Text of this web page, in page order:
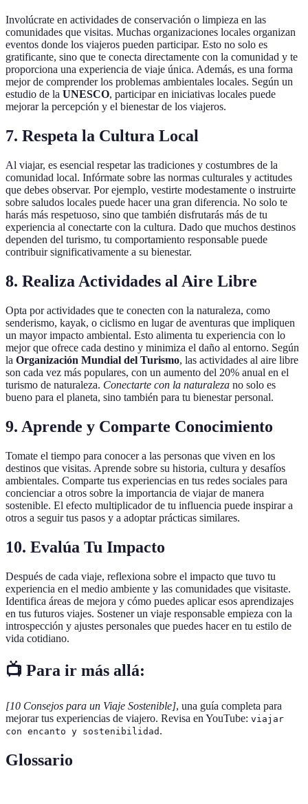
Involúcrate en actividades de conservación o limpieza en las
comunidades que visitas. Muchas organizaciones locales organizan
eventos donde los viajeros pueden participar. Esto no solo es
gratificante, sino que te conecta directamente con la comunidad y te
proporciona una experiencia de viaje única. Además, es una forma
mejor de comprender los problemas ambientales locales. Según un
estudio de la UNESCO, participar en iniciativas locales puede
mejorar la percepción y el bienestar de los viajeros.
7. Respeta la Cultura Local
Al viajar, es esencial respetar las tradiciones y costumbres de la
comunidad local. Infórmate sobre las normas culturales y actitudes
que debes observar. Por ejemplo, vestirte modestamente o instruirte
sobre saludos locales puede hacer una gran diferencia. No solo te
harás más respetuoso, sino que también disfrutarás más de tu
experiencia al conectarte con la cultura. Dado que muchos destinos
dependen del turismo, tu comportamiento responsable puede
contribuir significativamente a su bienestar.
8. Realiza Actividades al Aire Libre
Opta por actividades que te conecten con la naturaleza, como
senderismo, kayak, o ciclismo en lugar de aventuras que impliquen
un mayor impacto ambiental. Esto alimenta tu experiencia con lo
mejor que ofrece cada destino y minimiza el daño al entorno. Según
la Organización Mundial del Turismo, las actividades al aire libre
son cada vez más populares, con un aumento del 20% anual en el
turismo de naturaleza. Conectarte con la naturaleza no solo es
bueno para el planeta, sino también para tu bienestar personal.
9. Aprende y Comparte Conocimiento
Tomate el tiempo para conocer a las personas que viven en los
destinos que visitas. Aprende sobre su historia, cultura y desafíos
ambientales. Comparte tus experiencias en tus redes sociales para
concienciar a otros sobre la importancia de viajar de manera
sostenible. El efecto multiplicador de tu influencia puede inspirar a
otros a seguir tus pasos y a adoptar prácticas similares.
10. Evalúa Tu Impacto
Después de cada viaje, reflexiona sobre el impacto que tuvo tu
experiencia en el medio ambiente y las comunidades que visitaste.
Identifica áreas de mejora y cómo puedes aplicar esos aprendizajes
en tus futuros viajes. Sostener un viaje responsable empieza con la
introspección y ajustes personales que puedes hacer en tu estilo de
vida cotidiano.
📺 Para ir más allá:
[10 Consejos para un Viaje Sostenible], una guía completa para
mejorar tus experiencias de viajero. Revisa en YouTube: viajar
con encanto y sostenibilidad .
Glossario